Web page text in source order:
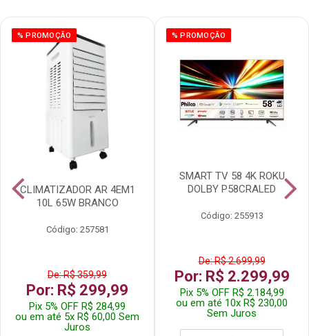
% PROMOÇÃO
CLIMATIZADOR AR 4EM1
10L 65W BRANCO
Código: 257581
De: R$ 359,99
Por: R$ 299,99
Pix 5% OFF R$ 284,99
ou em até 5x R$ 60,00 Sem
Juros
% PROMOÇÃO
SMART TV 58 4K ROKU
DOLBY P58CRALED
Código: 255913
De: R$ 2.699,99
Por: R$ 2.299,99
Pix 5% OFF R$ 2.184,99
ou em até 10x R$ 230,00
Sem Juros